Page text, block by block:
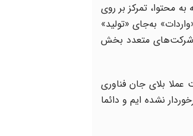
محتوا، تمرکز بر روی
به‌جای «تولید»
شرکت‌های متعدد بخش
بلای جان فناوری
نشده ایم و دائما